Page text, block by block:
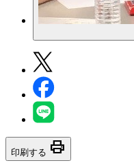
印刷する print